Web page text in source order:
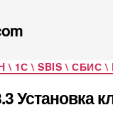
Рубрики
\ 1С \ SBIS \ СБИС \
Установка